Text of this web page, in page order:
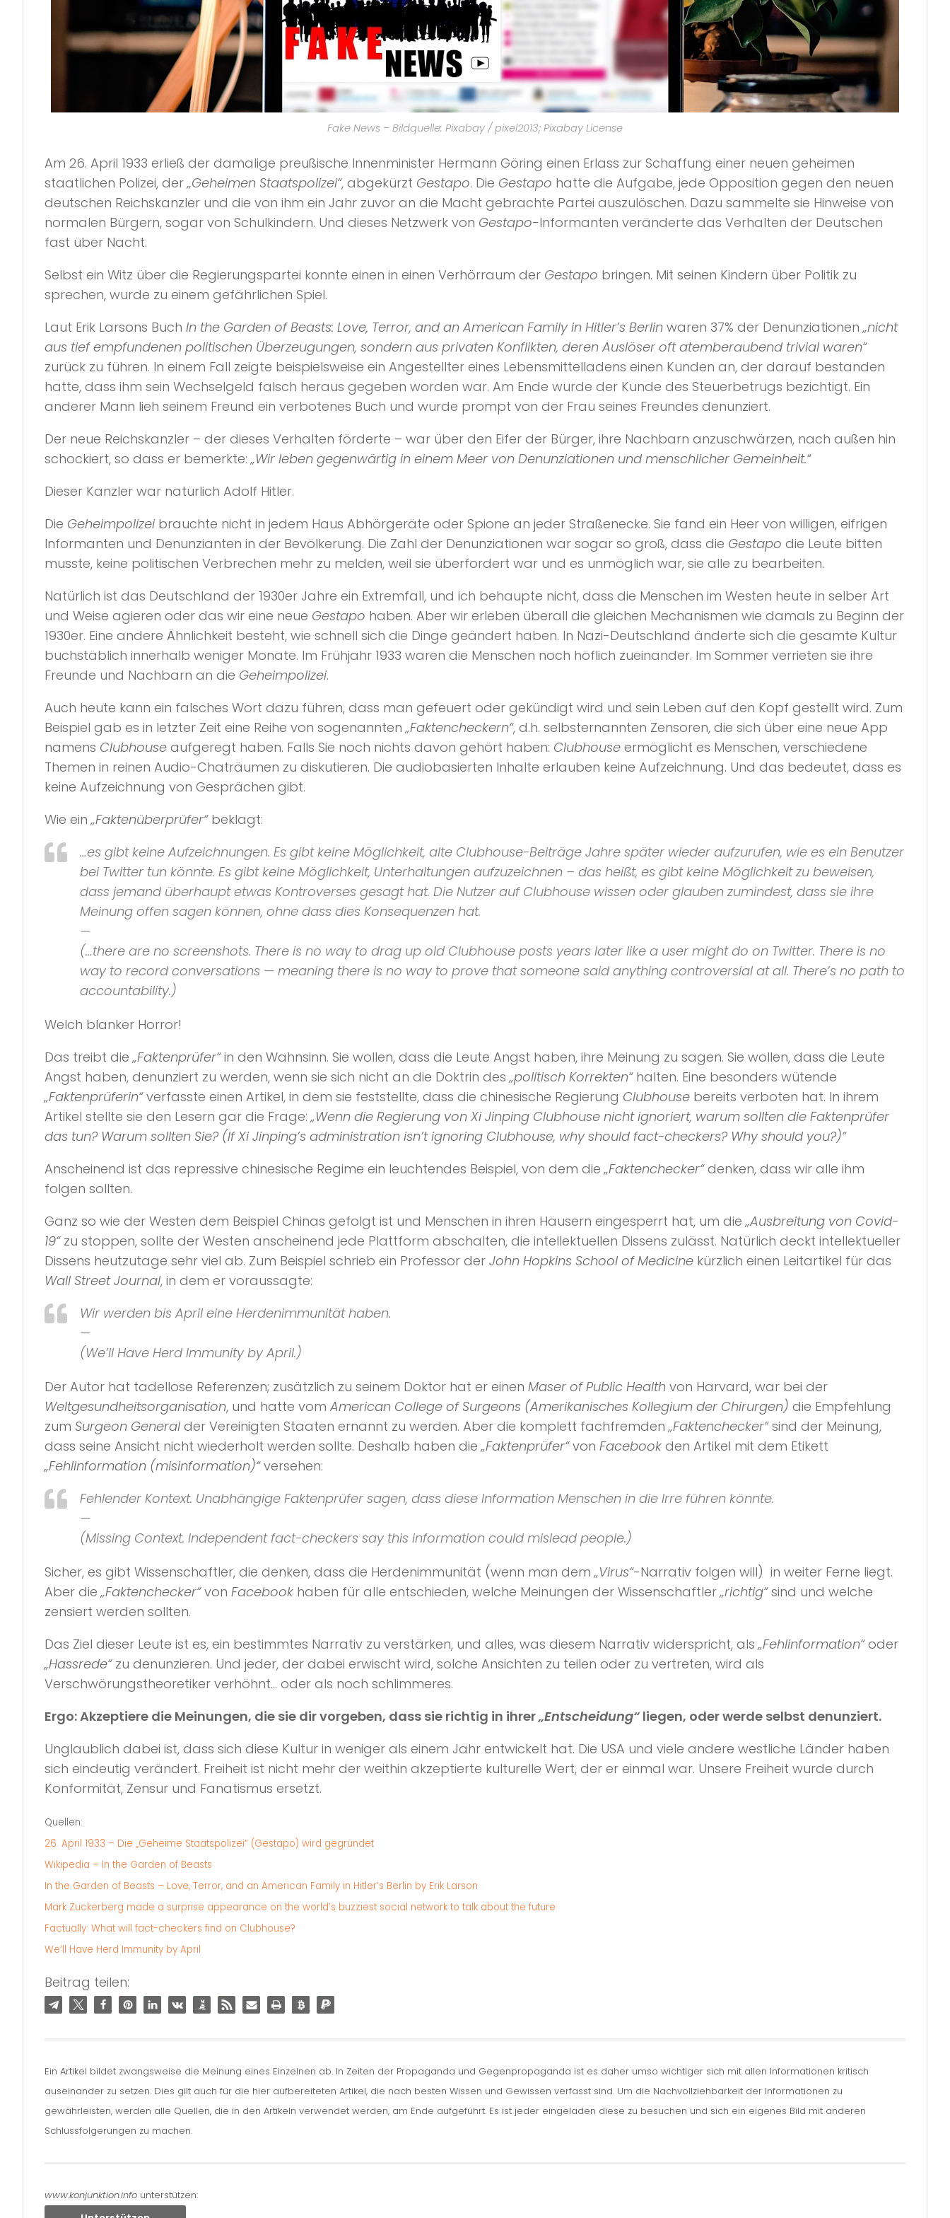
Fake News – Bildquelle: Pixabay / pixel2013; Pixabay License
Am 26. April 1933 erließ der damalige preußische Innenminister Hermann Göring einen Erlass zur Schaffung einer neuen geheimen
staatlichen Polizei, der„Geheimen Staatspolizei“, abgekürzt Gestapo. Die Gestapo hatte die Aufgabe, jede Opposition gegen den neuen
deutschen Reichskanzler und die von ihm ein Jahr zuvor an die Macht gebrachte Partei auszulöschen. Dazu sammelte sie Hinweise von
normalen Bürgern, sogar von Schulkindern. Und dieses Netzwerk von Gestapo-Informanten veränderte das Verhalten der Deutschen
fast über Nacht.
Selbst ein Witz über die Regierungspartei konnte einen in einen Verhörraum der Gestapo bringen. Mit seinen Kindern über Politik zu
sprechen, wurde zu einem gefährlichen Spiel.
Laut Erik Larsons Buch In the Garden of Beasts: Love, Terror, and an American Family in Hitler’s Berlin waren 37% der Denunziationen„nicht
aus tief empfundenen politischen Überzeugungen, sondern aus privaten Konflikten, deren Auslöser oft atemberaubend trivial waren“
zurück zu führen. In einem Fall zeigte beispielsweise ein Angestellter eines Lebensmittelladens einen Kunden an, der darauf bestanden
hatte, dass ihm sein Wechselgeld falsch heraus gegeben worden war. Am Ende wurde der Kunde des Steuerbetrugs bezichtigt. Ein
anderer Mann lieh seinem Freund ein verbotenes Buch und wurde prompt von der Frau seines Freundes denunziert.
Der neue Reichskanzler – der dieses Verhalten förderte – war über den Eifer der Bürger, ihre Nachbarn anzuschwärzen, nach außen hin
schockiert, so dass er bemerkte:„Wir leben gegenwärtig in einem Meer von Denunziationen und menschlicher Gemeinheit.“
Dieser Kanzler war natürlich Adolf Hitler.
Die Geheimpolizeibrauchte nicht in jedem Haus Abhörgeräte oder Spione an jeder Straßenecke. Sie fand ein Heer von willigen, eifrigen
Informanten und Denunzianten in der Bevölkerung. Die Zahl der Denunziationen war sogar so groß, dass die Gestapo die Leute bitten
musste, keine politischen Verbrechen mehr zu melden, weil sie überfordert war und es unmöglich war, sie alle zu bearbeiten.
Natürlich ist das Deutschland der 1930er Jahre ein Extremfall, und ich behaupte nicht, dass die Menschen im Westen heute in selber Art
und Weise agieren oder das wir eine neue Gestapo haben. Aber wir erleben überall die gleichen Mechanismen wie damals zu Beginn der
1930er. Eine andere Ähnlichkeit besteht, wie schnell sich die Dinge geändert haben. In Nazi-Deutschland änderte sich die gesamte Kultur
buchstäblich innerhalb weniger Monate. Im Frühjahr 1933 waren die Menschen noch höflich zueinander. Im Sommer verrieten sie ihre
Freunde und Nachbarn an die Geheimpolizei.
Auch heute kann ein falsches Wort dazu führen, dass man gefeuert oder gekündigt wird und sein Leben auf den Kopf gestellt wird. Zum
Beispiel gab es in letzter Zeit eine Reihe von sogenannten„Faktencheckern“, d.h. selbsternannten Zensoren, die sich über eine neue App
namens Clubhouse aufgeregt haben. Falls Sie noch nichts davon gehört haben: Clubhouse ermöglicht es Menschen, verschiedene
Themen in reinen Audio-Chaträumen zu diskutieren. Die audiobasierten Inhalte erlauben keine Aufzeichnung. Und das bedeutet, dass es
keine Aufzeichnung von Gesprächen gibt.
Wie ein„Faktenüberprüfer“beklagt:
…es gibt keine Aufzeichnungen. Es gibt keine Möglichkeit, alte Clubhouse-Beiträge Jahre später wieder aufzurufen, wie es ein Benutzer
bei Twitter tun könnte. Es gibt keine Möglichkeit, Unterhaltungen aufzuzeichnen – das heißt, es gibt keine Möglichkeit zu beweisen,
dass jemand überhaupt etwas Kontroverses gesagt hat. Die Nutzer auf Clubhouse wissen oder glauben zumindest, dass sie ihre
Meinung offen sagen können, ohne dass dies Konsequenzen hat.
—
(…there are no screenshots. There is no way to drag up old Clubhouse posts years later like a user might do on Twitter. There is no
way to record conversations — meaning there is no way to prove that someone said anything controversial at all. There’s no path to
accountability.)
Welch blanker Horror!
Das treibt die„Faktenprüfer“in den Wahnsinn. Sie wollen, dass die Leute Angst haben, ihre Meinung zu sagen. Sie wollen, dass die Leute
Angst haben, denunziert zu werden, wenn sie sich nicht an die Doktrin des„politisch Korrekten“halten. Eine besonders wütende
„Faktenprüferin“verfasste einen Artikel, in dem sie feststellte, dass die chinesische Regierung Clubhouse bereits verboten hat. In ihrem
Artikel stellte sie den Lesern gar die Frage:„Wenn die Regierung von Xi Jinping Clubhouse nicht ignoriert, warum sollten die Faktenprüfer
das tun? Warum sollten Sie? (If Xi Jinping’s administration isn’t ignoring Clubhouse, why should fact-checkers? Why should you?)“
Anscheinend ist das repressive chinesische Regime ein leuchtendes Beispiel, von dem die„Faktenchecker“denken, dass wir alle ihm
folgen sollten.
Ganz so wie der Westen dem Beispiel Chinas gefolgt ist und Menschen in ihren Häusern eingesperrt hat, um die„Ausbreitung von Covid-
19“zu stoppen, sollte der Westen anscheinend jede Plattform abschalten, die intellektuellen Dissens zulässt. Natürlich deckt intellektueller
Dissens heutzutage sehr viel ab. Zum Beispiel schrieb ein Professor der John Hopkins School of Medicine kürzlich einen Leitartikel für das
Wall Street Journal, in dem er voraussagte:
Wir werden bis April eine Herdenimmunität haben.
—
(We’ll Have Herd Immunity by April.)
Der Autor hat tadellose Referenzen; zusätzlich zu seinem Doktor hat er einen Maser of Public Health von Harvard, war bei der
Weltgesundheitsorganisation, und hatte vom American College of Surgeons (Amerikanisches Kollegium der Chirurgen) die Empfehlung
zum Surgeon General der Vereinigten Staaten ernannt zu werden. Aber die komplett fachfremden„Faktenchecker“sind der Meinung,
dass seine Ansicht nicht wiederholt werden sollte. Deshalb haben die„Faktenprüfer“von Facebook den Artikel mit dem Etikett
„Fehlinformation (misinformation)“versehen:
Fehlender Kontext. Unabhängige Faktenprüfer sagen, dass diese Information Menschen in die Irre führen könnte.
—
(Missing Context. Independent fact-checkers say this information could mislead people.)
Sicher, es gibt Wissenschaftler, die denken, dass die Herdenimmunität (wenn man dem„Virus“-Narrativ folgen will) in weiter Ferne liegt.
Aber die „Faktenchecker“von Facebook haben für alle entschieden, welche Meinungen der Wissenschaftler„richtig“sind und welche
zensiert werden sollten.
Das Ziel dieser Leute ist es, ein bestimmtes Narrativ zu verstärken, und alles, was diesem Narrativ widerspricht, als„Fehlinformation“oder
„Hassrede“zu denunzieren. Und jeder, der dabei erwischt wird, solche Ansichten zu teilen oder zu vertreten, wird als
Verschwörungstheoretiker verhöhnt… oder als noch schlimmeres.
Ergo: Akzeptiere die Meinungen, die sie dir vorgeben, dass sie richtig in ihrer„Entscheidung“ liegen, oder werde selbst denunziert.
Unglaublich dabei ist, dass sich diese Kultur in weniger als einem Jahr entwickelt hat. Die USA und viele andere westliche Länder haben
sich eindeutig verändert. Freiheit ist nicht mehr der weithin akzeptierte kulturelle Wert, der er einmal war. Unsere Freiheit wurde durch
Konformität, Zensur und Fanatismus ersetzt.
Quellen:
26. April 1933 – Die „Geheime Staatspolizei“ (Gestapo) wird gegründet
Wikipedia – In the Garden of Beasts
In the Garden of Beasts – Love, Terror, and an American Family in Hitler’s Berlin by Erik Larson
Mark Zuckerberg made a surprise appearance on the world’s buzziest social network to talk about the future
Factually: What will fact-checkers find on Clubhouse?
We’ll Have Herd Immunity by April
Beitrag teilen:
Ein Artikel bildet zwangsweise die Meinung eines Einzelnen ab. In Zeiten der Propaganda und Gegenpropaganda ist es daher umso wichtiger sich mit allen Informationen kritisch
auseinander zu setzen. Dies gilt auch für die hier aufbereiteten Artikel, die nach besten Wissen und Gewissen verfasst sind. Um die Nachvollziehbarkeit der Informationen zu
gewährleisten, werden alle Quellen, die in den Artikeln verwendet werden, am Ende aufgeführt. Es ist jeder eingeladen diese zu besuchen und sich ein eigenes Bild mit anderen
Schlussfolgerungen zu machen.
www.konjunktion.info unterstützen: